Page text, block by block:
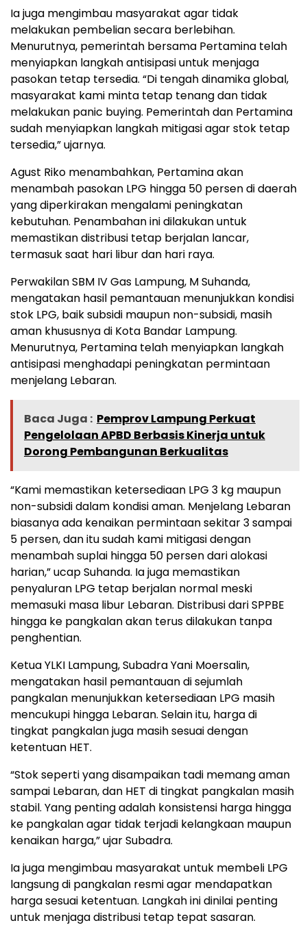
Ia juga mengimbau masyarakat agar tidak
melakukan pembelian secara berlebihan.
Menurutnya, pemerintah bersama Pertamina telah
menyiapkan langkah antisipasi untuk menjaga
pasokan tetap tersedia. “Di tengah dinamika global,
masyarakat kami minta tetap tenang dan tidak
melakukan panic buying. Pemerintah dan Pertamina
sudah menyiapkan langkah mitigasi agar stok tetap
tersedia,” ujarnya.
Agust Riko menambahkan, Pertamina akan
menambah pasokan LPG hingga 50 persen di daerah
yang diperkirakan mengalami peningkatan
kebutuhan. Penambahan ini dilakukan untuk
memastikan distribusi tetap berjalan lancar,
termasuk saat hari libur dan hari raya.
Perwakilan SBM IV Gas Lampung, M Suhanda,
mengatakan hasil pemantauan menunjukkan kondisi
stok LPG, baik subsidi maupun non-subsidi, masih
aman khususnya di Kota Bandar Lampung.
Menurutnya, Pertamina telah menyiapkan langkah
antisipasi menghadapi peningkatan permintaan
menjelang Lebaran.
Baca Juga : Pemprov Lampung Perkuat
Pengelolaan APBD Berbasis Kinerja untuk
Dorong Pembangunan Berkualitas
“Kami memastikan ketersediaan LPG 3 kg maupun
non-subsidi dalam kondisi aman. Menjelang Lebaran
biasanya ada kenaikan permintaan sekitar 3 sampai
5 persen, dan itu sudah kami mitigasi dengan
menambah suplai hingga 50 persen dari alokasi
harian,” ucap Suhanda. Ia juga memastikan
penyaluran LPG tetap berjalan normal meski
memasuki masa libur Lebaran. Distribusi dari SPPBE
hingga ke pangkalan akan terus dilakukan tanpa
penghentian.
Ketua YLKI Lampung, Subadra Yani Moersalin,
mengatakan hasil pemantauan di sejumlah
pangkalan menunjukkan ketersediaan LPG masih
mencukupi hingga Lebaran. Selain itu, harga di
tingkat pangkalan juga masih sesuai dengan
ketentuan HET.
“Stok seperti yang disampaikan tadi memang aman
sampai Lebaran, dan HET di tingkat pangkalan masih
stabil. Yang penting adalah konsistensi harga hingga
ke pangkalan agar tidak terjadi kelangkaan maupun
kenaikan harga,” ujar Subadra.
Ia juga mengimbau masyarakat untuk membeli LPG
langsung di pangkalan resmi agar mendapatkan
harga sesuai ketentuan. Langkah ini dinilai penting
untuk menjaga distribusi tetap tepat sasaran.